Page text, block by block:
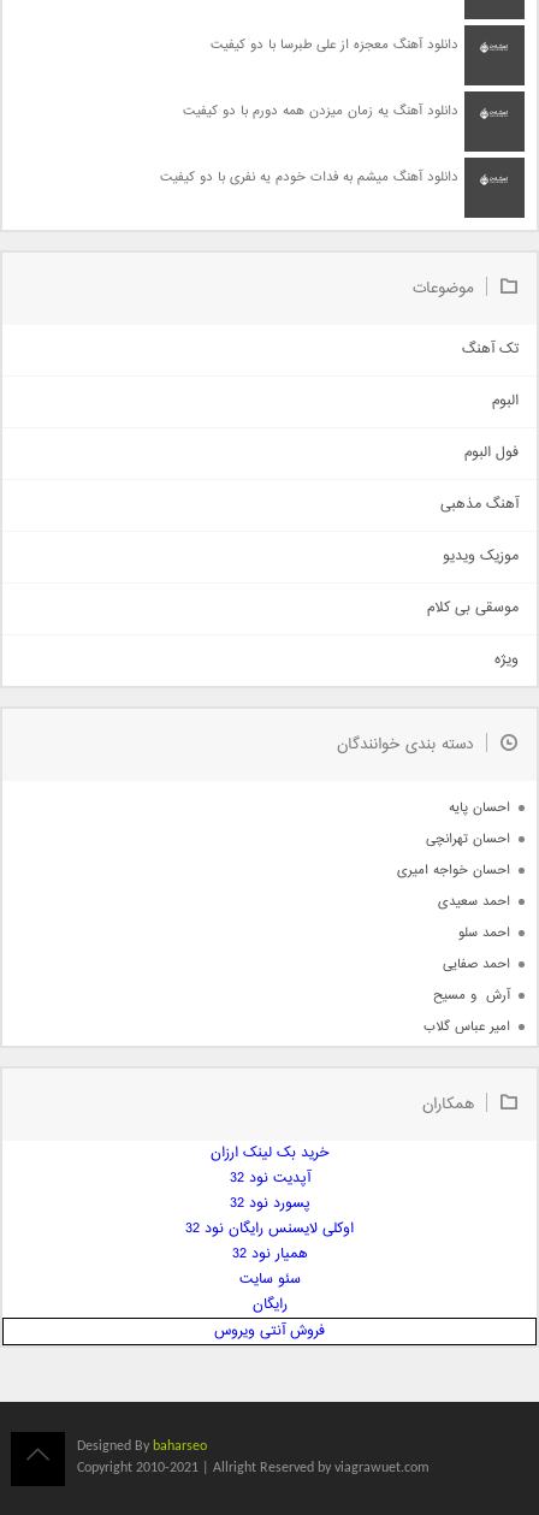
دانلود آهنگ معجزه از علی طبرسا با دو کیفیت
دانلود آهنگ یه زمان میزدن همه دورم با دو کیفیت
دانلود آهنگ میشم به فدات خودم یه نفری با دو کیفیت
موضوعات
تک آهنگ
اجتماعی
حماسی
سنتی
اهنگ بندرعباسی
دمو
مذهبی
جدیدترین ها
البوم
فول البوم
آهنگ مذهبی
موزیک ویدیو
موسقی بی کلام
ویژه
دسته بندی خوانندگان
احسان پایه
احسان تهرانچی
احسان خواجه امیری
احمد سعیدی
احمد سلو
احمد صفایی
آرش  و مسیح
امیر عباس گلاب
امیر علی
ایمان غلامی
بابک جهانبخش
همکاران
خرید بک لینک ارزان
آپدیت نود 32
پسورد نود 32
اوکلی لایسنس رایگان نود 32
همیار نود 32
سئو سایت
رایگان
فروش آنتی ویروس
Designed By baharseo
Copyright 2010-2021 | Allright Reserved by viagrawuet.com